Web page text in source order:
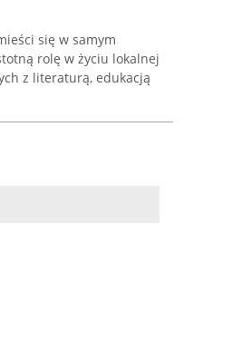
się w samym
rolę w życiu lokalnej
z literaturą, edukacją